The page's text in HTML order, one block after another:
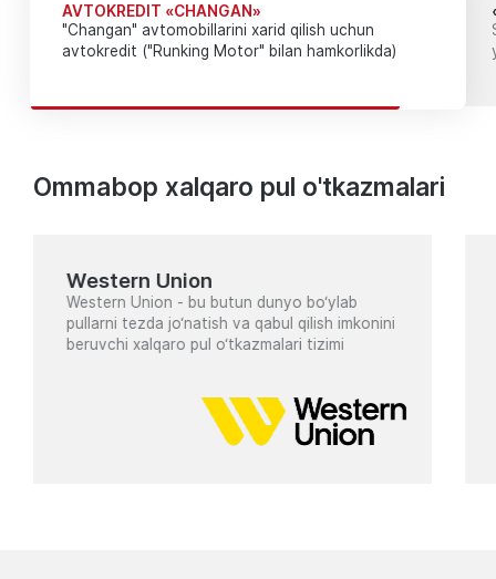
AVTOKREDIT «CHANGAN»
"Changan" avtomobillarini xarid qilish uchun
avtokredit ("Runking Motor" bilan hamkorlikda)
Ommabop xalqaro pul o'tkazmalari
Western Union
Western Union - bu butun dunyo bo‘ylab
pullarni tezda jo‘natish va qabul qilish imkonini
beruvchi xalqaro pul o‘tkazmalari tizimi